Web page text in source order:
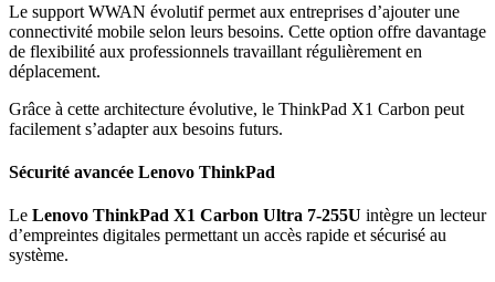
Le support WWAN évolutif permet aux entreprises d’ajouter une
connectivité mobile selon leurs besoins. Cette option offre davantage
de flexibilité aux professionnels travaillant régulièrement en
déplacement.
Grâce à cette architecture évolutive, le ThinkPad X1 Carbon peut
facilement s’adapter aux besoins futurs.
Sécurité avancée Lenovo ThinkPad
Le Lenovo ThinkPad X1 Carbon Ultra 7-255U intègre un lecteur
d’empreintes digitales permettant un accès rapide et sécurisé au
système.